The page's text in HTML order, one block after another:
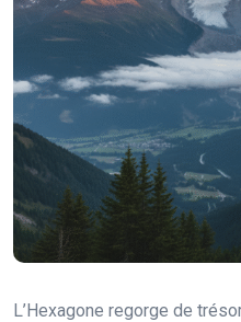
L’Hexagone regorge de